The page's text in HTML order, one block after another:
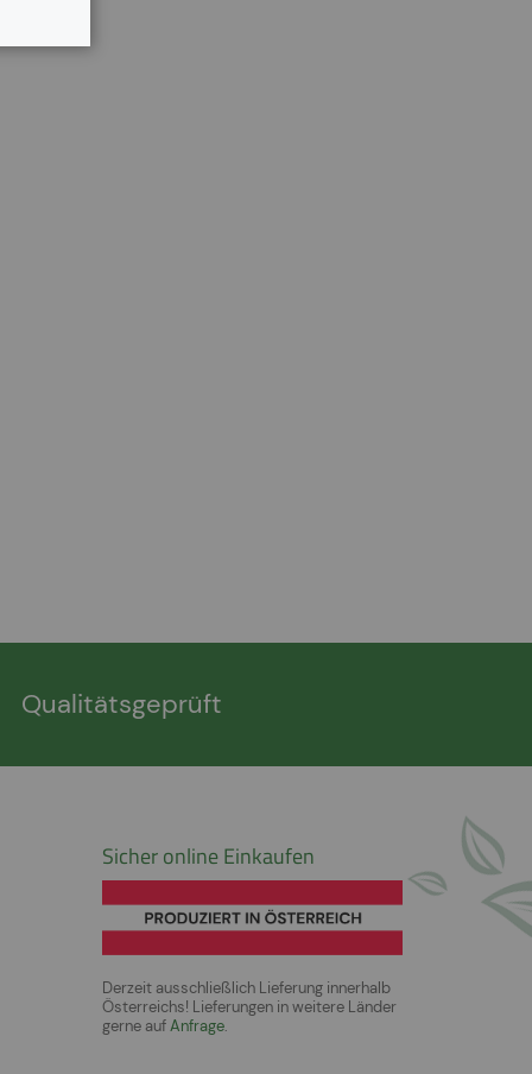
Qualitätsgeprüft
Sicher online Einkaufen
Derzeit ausschließlich Lieferung innerhalb
Österreichs! Lieferungen in weitere Länder
gerne aufAnfrage.